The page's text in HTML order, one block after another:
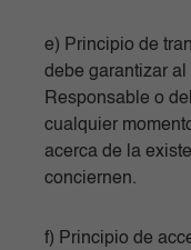
e) Principio de
debe garantizar
Responsable o
cualquier
acerca de la
conciernen.
f) Principio de